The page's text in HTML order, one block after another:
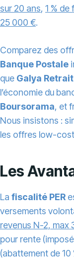
sur 20 ans, 1 % de
25 000 €.
Comparez des
Banque Postale
que Galya
l’économie du
Boursorama, et
Nous insistons :
les offres low-
Les
La fiscalité PER
versements
revenus N-2, max
pour rente
(abattement de